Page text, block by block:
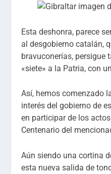
Esta deshonra, parece
al desgobierno catalán,
bravuconerías, persigue
«siete» a la Patria, con
Así, hemos comenzado
interés del gobierno de
en participar de los
Centenario del
Aún siendo una cortina
esta nueva salida de